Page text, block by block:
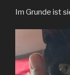
Im Grunde ist